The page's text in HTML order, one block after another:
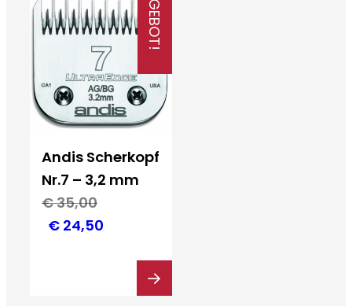
ANGEBOT!
Andis Scherkopf
Nr.7 – 3,2 mm
€35,00
Ursprünglicher
€24,50Aktueller
€ 24,50.